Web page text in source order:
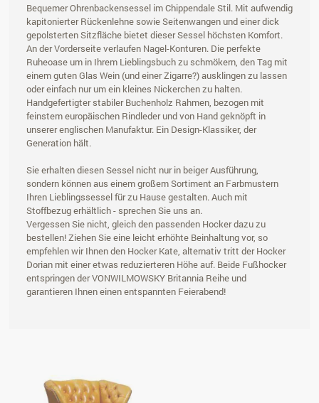
Bequemer Ohrenbackensessel im Chippendale Stil. Mit aufwendig
kapitonierter Rückenlehne sowie Seitenwangen und einer dick
gepolsterten Sitzfläche bietet dieser Sessel höchsten Komfort.
An der Vorderseite verlaufen Nagel-Konturen. Die perfekte
Ruheoase um in Ihrem Lieblingsbuch zu schmökern, den Tag mit
einem guten Glas Wein (und einer Zigarre?) ausklingen zu lassen
oder einfach nur um ein kleines Nickerchen zu halten.
Handgefertigter stabiler Buchenholz Rahmen, bezogen mit
feinstem europäischen Rindleder und von Hand geknöpft in
unserer englischen Manufaktur. Ein Design-Klassiker, der
Generation hält.
Sie erhalten diesen Sessel nicht nur in beiger Ausführung,
sondern können aus einem großem Sortiment an Farbmustern
Ihren Lieblingssessel für zu Hause gestalten. Auch mit
Stoffbezug erhältlich - sprechen Sie uns an.
Vergessen Sie nicht, gleich den passenden Hocker dazu zu
bestellen! Ziehen Sie eine leicht erhöhte Beinhaltung vor, so
empfehlen wir Ihnen den Hocker Kate, alternativ tritt der Hocker
Dorian mit einer etwas reduzierteren Höhe auf. Beide Fußhocker
entspringen der VONWILMOWSKY Britannia Reihe und
garantieren Ihnen einen entspannten Feierabend!